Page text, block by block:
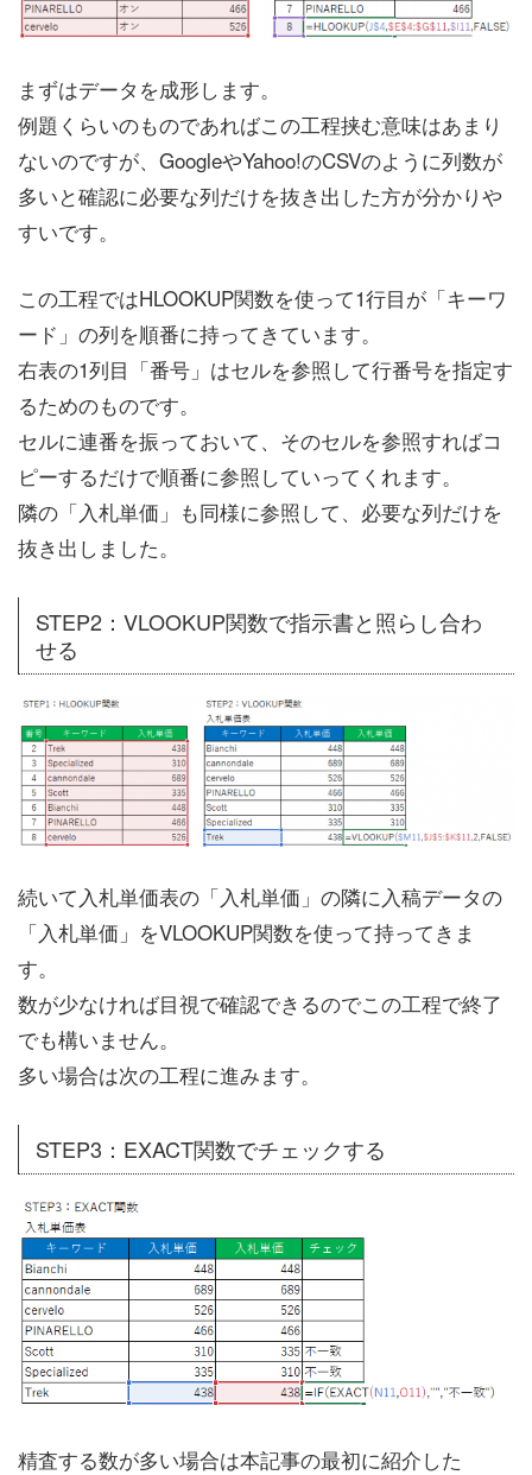
まずはデータを成形します。
例題くらいのものであればこの工程挟む意味はあまり
ないのですが、GoogleやYahoo!のCSVのように列数が
多いと確認に必要な列だけを抜き出した方が分かりや
すいです。
この工程ではHLOOKUP関数を使って1行目が「キーワ
ード」の列を順番に持ってきています。
右表の1列目「番号」はセルを参照して行番号を指定す
るためのものです。
セルに連番を振っておいて、そのセルを参照すればコ
ピーするだけで順番に参照していってくれます。
隣の「入札単価」も同様に参照して、必要な列だけを
抜き出しました。
STEP2：VLOOKUP関数で指示書と照らし合わ
せる
続いて入札単価表の「入札単価」の隣に入稿データの
「入札単価」をVLOOKUP関数を使って持ってきま
す。
数が少なければ目視で確認できるのでこの工程で終了
でも構いません。
多い場合は次の工程に進みます。
STEP3：EXACT関数でチェックする
精査する数が多い場合は本記事の最初に紹介した